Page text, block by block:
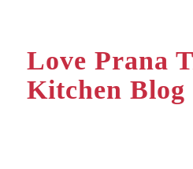
Love Prana
Kitchen Blog